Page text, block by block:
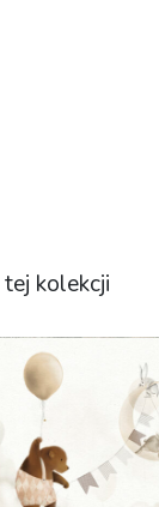
tej kolekcji